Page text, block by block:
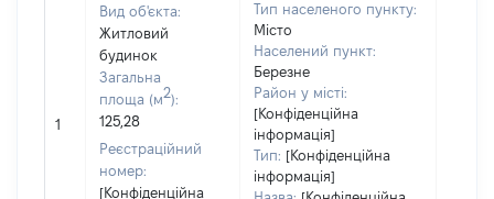
1
Вид об'єкта:
Житловий
будинок
Загальна
площа (м2):
125,28
Реєстраційний
номер:
[Конфіденційна
Тип населеного пункту:
Місто
Населений пункт:
Березне
Район у місті:
[Конфіденційна
інформація]
Тип: [Конфіденційна
інформація]